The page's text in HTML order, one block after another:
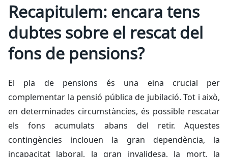
Recapitulem: encara tens
dubtes sobre el rescat del
fons de pensions?
El pla de pensions és una eina crucial per
complementar la pensió pública de jubilació. Tot i això,
en determinades circumstàncies, és possible rescatar
els fons acumulats abans del retir. Aquestes
contingències inclouen la gran dependència, la
incapacitat laboral, la gran invalidesa, la mort, la